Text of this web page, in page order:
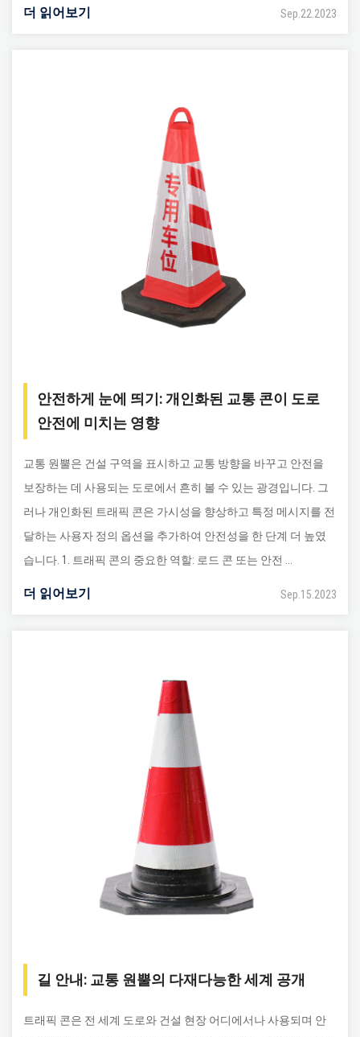
더 읽어보기 Sep.22.2023
안전하게 눈에 띄기: 개인화된 교통 콘이 도로
안전에 미치는 영향
교통 원뿔은 건설 구역을 표시하고 교통 방향을 바꾸고 안전을
보장하는 데 사용되는 도로에서 흔히 볼 수 있는 광경입니다. 그
러나 개인화된 트래픽 콘은 가시성을 향상하고 특정 메시지를 전
달하는 사용자 정의 옵션을 추가하여 안전성을 한 단계 더 높였
습니다. 1. 트래픽 콘의 중요한 역할: 로드 콘 또는 안전 ...
더 읽어보기 Sep.15.2023
길 안내: 교통 원뿔의 다재다능한 세계 공개
트래픽 콘은 전 세계 도로와 건설 현장 어디에서나 사용되며 안